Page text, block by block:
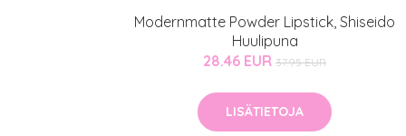
Modernmatte Powder Lipstick, Shiseido
Huulipuna
28.46 EUR 37.95 EUR
LISÄTIETOJA